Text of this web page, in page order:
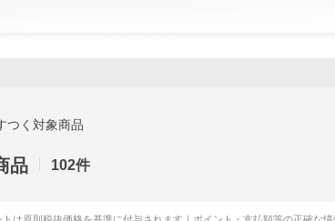
つく対象商品
品 102件